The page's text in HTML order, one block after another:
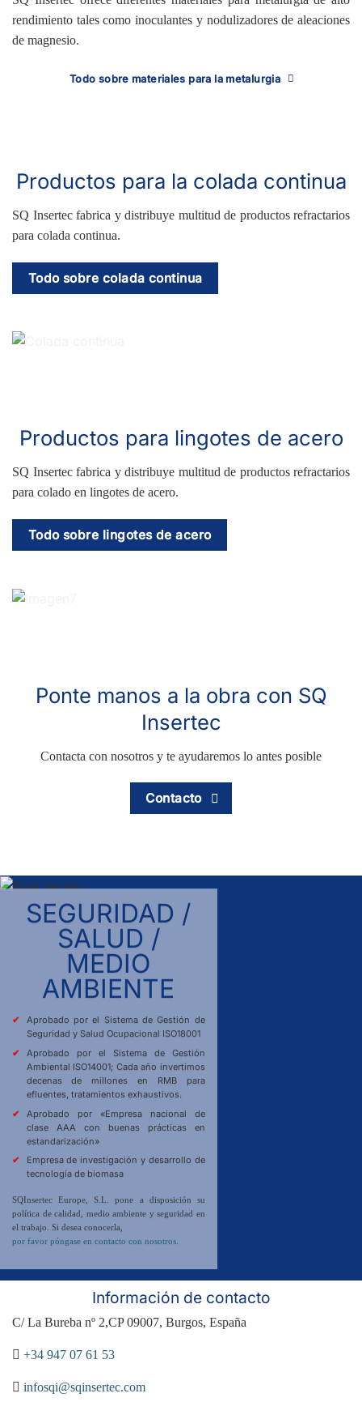
rendimiento tales como inoculantes y nodulizadores de aleaciones
de magnesio.
Todo sobre materiales para la metalurgia
Productos para la colada continua
SQ Insertec fabrica y distribuye multitud de productos refractarios
para colada continua.
Todo sobre colada continua
Productos para lingotes de acero
SQ Insertec fabrica y distribuye multitud de productos refractarios
para colado en lingotes de acero.
Todo sobre lingotes de acero
Ponte manos a la obra con SQ
Insertec
Contacta con nosotros y te ayudaremos lo antes posible
Contacto
SEGURIDAD /
SALUD /
MEDIO
AMBIENTE
Aprobado por el Sistema de Gestión de
Seguridad y Salud Ocupacional ISO18001
Aprobado por el Sistema de Gestión
Ambiental ISO14001; Cada año invertimos
decenas de millones en RMB para
efluentes, tratamientos exhaustivos.
Aprobado por «Empresa nacional de
clase AAA con buenas prácticas en
estandarización»
Empresa de investigación y desarrollo de
tecnología de biomasa
SQInsertec Europe, S.L. pone a disposición su
política de calidad, medio ambiente y seguridad en
el trabajo. Si desea conocerla,
por favor póngase en contacto con nosotros
Información de contacto
C/ La Bureba nº 2,CP 09007, Burgos, España
+34 947 07 61 53
infosqi@sqinsertec.com